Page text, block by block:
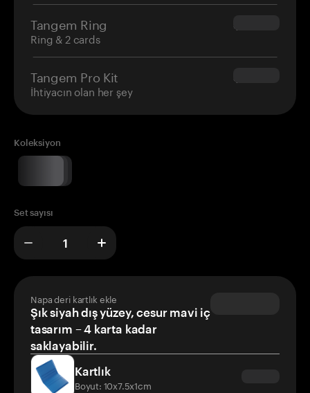
Tangem Ring
Ring & 2 cards
$160.00
Tangem Pro Kit
İhtiyacın olan her şey
$180.00
Koleksiyon
Set sayısı
Napa deri kartlık ekle
Şık siyah dış yüzey, cesur mavi iç
tasarım – 4 karta kadar
saklayabilir.
Kartlık
Boyut: 10x7.5x1cm